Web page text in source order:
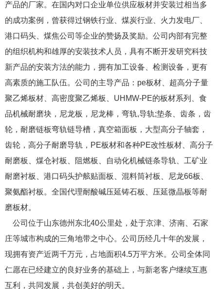
产品的厂家。在国内对口企业单位供应板材并安装过相当多
的成功案例，曾获得过钢铁行业、煤炭行业、火力发电厂、
港口码头、煤焦公司等企业的赞扬及奖励。公司内部有完整
的组织机构和雄厚的安装技术人员，具有不断开发研究科技
新产品的安装方法的能力，拥有加工设备、检测设备，更有
高素质的施工队伍。公司的主导产品：pe板材、超高分子量
聚乙烯板材、高密度聚乙烯板、UHMW-PE的板材系列、食
品机械耐磨块，尼龙板，尼龙棒，弯轨,导轨;垫条、齿条，齿
轮，耐磨链板弯轨链导槽，真空箱面板，大型高分子轴套，
齿轮，高分子耐磨导轨，PE板材和各种PE改性板材、高分子
耐磨板、煤仓衬板、阻燃板、自动化机械链条导轨、工矿业
耐磨衬板、港口码头护舷贴面板、混料筒衬板、尼龙66板、
聚氨酯衬板。全国代理耐酸碱压延铸石板、压延微晶板等耐
磨板材。
公司位于山东德州东北40公里处，处于京津、济南、石家
庄等城市构成的三角地带之中心。公司历经几十年的发展，
现拥有资产近两千万元，占地面积4.5万平方米。公司全体同
仁愿在已经建立的良好业务的基础上，与新老客户继续互惠
互利，共同发展，共创美好的明天。